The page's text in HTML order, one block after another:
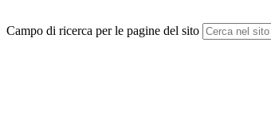
Campo di ricerca per le pagine del sito